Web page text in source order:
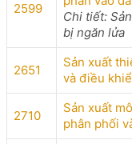
2599
Chi tiết:
bị ngăn lửa
2651
Sản xuất
và điều
2710
Sản xuất
phân phối